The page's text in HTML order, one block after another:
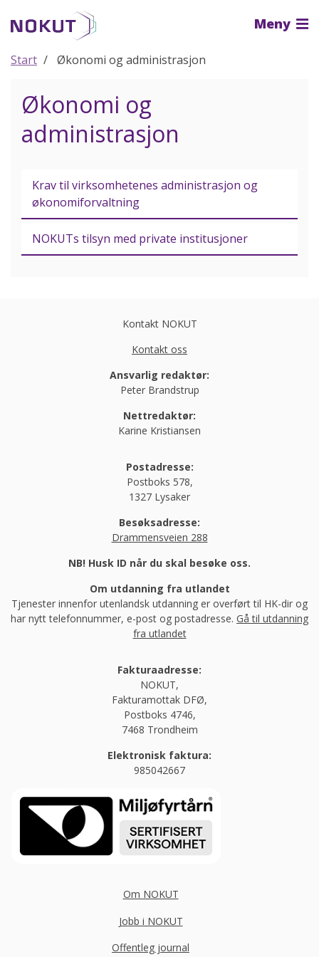
hovedinnhold
Meny
Start Økonomi og administrasjon
Økonomi og
administrasjon
Krav til virksomhetenes administrasjon og
økonomiforvaltning
NOKUTs tilsyn med private institusjoner
Kontakt NOKUT
Kontakt oss
Ansvarlig redaktør:
Peter Brandstrup
Nettredaktør:
Karine Kristiansen
Postadresse:
Postboks 578,
1327 Lysaker
Besøksadresse:
Drammensveien 288
NB! Husk ID når du skal besøke oss.
Om utdanning fra utlandet
Tjenester innenfor utenlandsk utdanning er overført til HK-dir og
har nytt telefonnummer, e-post og postadresse. Gå til utdanning
fra utlandet
Fakturaadresse:
NOKUT,
Fakturamottak DFØ,
Postboks 4746,
7468 Trondheim
Elektronisk faktura:
985042667
Om NOKUT
Jobb i NOKUT
Offentleg journal